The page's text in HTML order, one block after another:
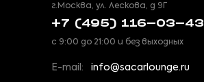
г.Москва, ул. Лескова, д 9Г
+7 (495) 116-03-43
с 9:00 до 21:00 и без выходных
E-mail: info@sacarlounge.ru